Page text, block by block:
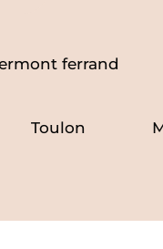
ferrand
Toulon